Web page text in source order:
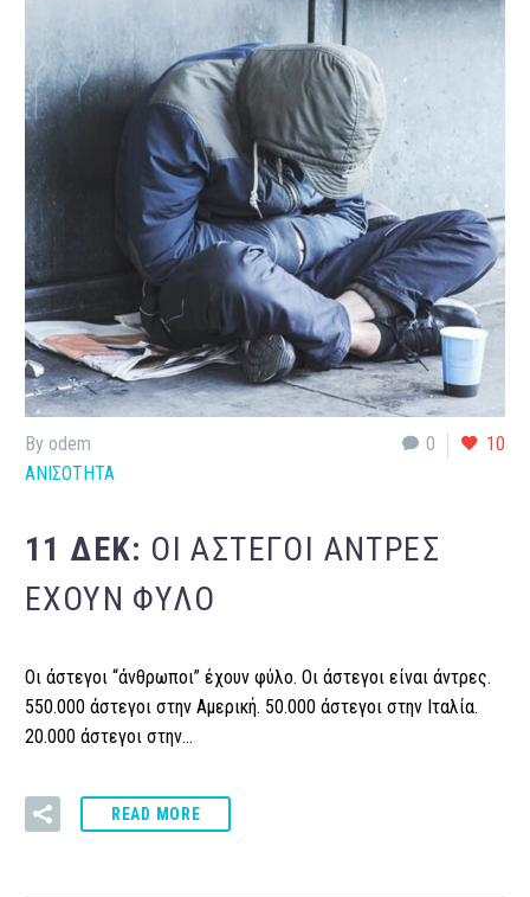
0 10
By odem
ΑΝΙΣΟΤΗΤΑ
11 ΔΕΚ: ΟΙ ΆΣΤΕΓΟΙ ΆΝΤΡΕΣ
ΈΧΟΥΝ ΦΎΛΟ
Οι άστεγοι “άνθρωποι” έχουν φύλο. Οι άστεγοι είναι άντρες.
550.000 άστεγοι στην Αμερική. 50.000 άστεγοι στην Ιταλία.
20.000 άστεγοι στην…
READ MORE